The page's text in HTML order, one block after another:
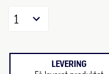
1
LEVERING